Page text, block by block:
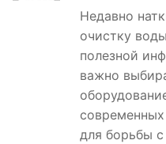
Недавно
очистку
полезной
важно
для борьбы